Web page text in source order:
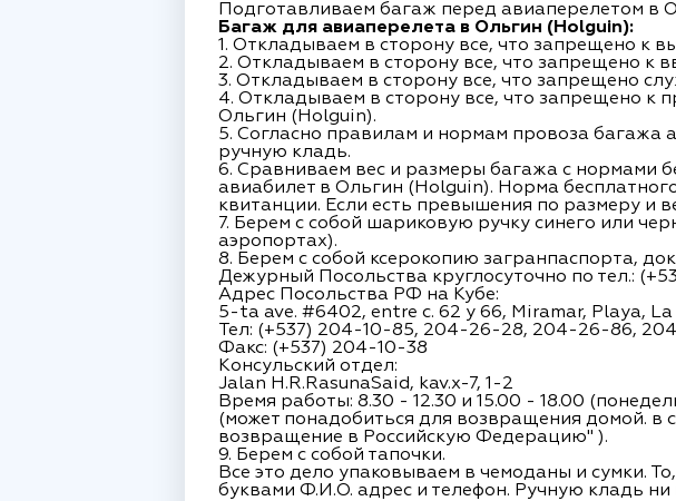
Подготавливаем багаж перед авиаперелетом в
Багаж для авиаперелета в Ольгин (Holguin):
1. Откладываем в сторону все, что запрещено к
2. Откладываем в сторону все, что запрещено к
3. Откладываем в сторону все, что запрещено
4. Откладываем в сторону все, что запрещено к
Ольгин (Holguin).
5. Согласно правилам и нормам провоза багажа
ручную кладь.
6. Сравниваем вес и размеры багажа с нормами
авиабилет в Ольгин (Holguin). Норма
квитанции. Если есть превышения по размеру и
7. Берем с собой шариковую ручку синего или
аэропортах).
8. Берем с собой ксерокопию загранпаспорта,
Дежурный Посольства круглосуточно по тел.:
Адрес Посольства РФ на Кубе:
5-ta ave. #6402, entre c. 62 y 66, Miramar, Playa,
Тел: (+537) 204-10-85, 204-26-28, 204-26-86,
Факс: (+537) 204-10-38
Консульский отдел:
Jalan H.R.RasunaSaid, kav.x-7, 1-2
Время работы: 8.30 - 12.30 и 15.00 - 18.00
(может понадобиться для возвращения домой. в
возвращение в Российскую Федерацию" ).
9. Берем с собой тапочки.
Все это дело упаковываем в чемоданы и сумки.
буквами Ф.И.О. адрес и телефон. Ручную кладь